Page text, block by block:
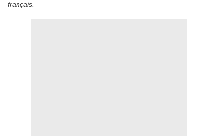
français.